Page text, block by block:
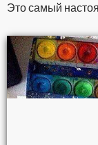
Это самый